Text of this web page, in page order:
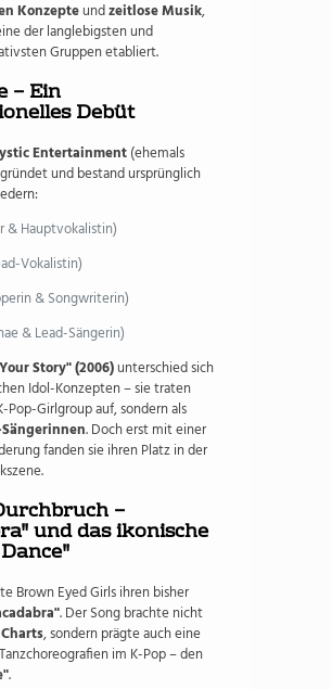
Konzepteundzeitlose Musik,
der langlebigsten und
Gruppen etabliert.
– Ein
Debüt
Entertainment(ehemals
und bestand ursprünglich
& Hauptvokalistin)
Vokalistin)
& Songwriterin)
& Lead-Sängerin)
Story" (2006)unterschied sich
Idol-Konzepten – sie traten
Pop-Girlgroup auf, sondern als
. Doch erst mit einer
fanden sie ihren Platz in der
–
und das ikonische
Brown Eyed Girls ihren bisher
. Der Song brachte nicht
, sondern prägte auch eine
im K-Pop – den
.